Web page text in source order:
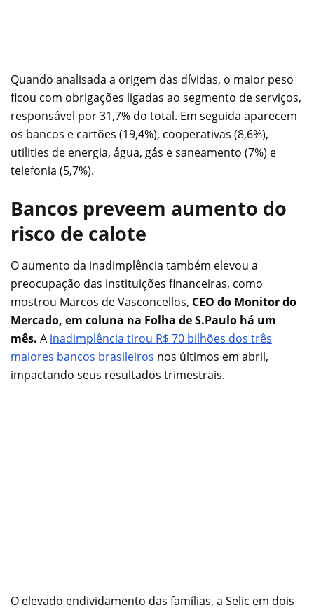
Quando analisada a origem das dívidas, o maior peso
ficou com obrigações ligadas ao segmento de serviços,
responsável por 31,7% do total. Em seguida aparecem
os bancos e cartões (19,4%), cooperativas (8,6%),
utilities de energia, água, gás e saneamento (7%) e
telefonia (5,7%).
Bancos preveem aumento do
risco de calote
O aumento da inadimplência também elevou a
preocupação das instituições financeiras, como
mostrou Marcos de Vasconcellos, CEO do Monitor do
Mercado, em coluna na Folha de S.Paulo há um
mês. A inadimplência tirou R$ 70 bilhões dos três
maiores bancos brasileiros nos últimos em abril,
impactando seus resultados trimestrais.
O elevado endividamento das famílias, a Selic em dois